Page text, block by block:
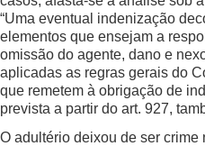
“Uma eventual indenização
elementos que ensejam a
omissão do agente, dano e
aplicadas as regras gerais do
que remetem à obrigação de
prevista a partir do art. 927,
O adultério deixou de ser crime